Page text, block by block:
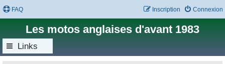
FAQ Connexion
Inscription
Les motos anglaises d'avant 1983
Links